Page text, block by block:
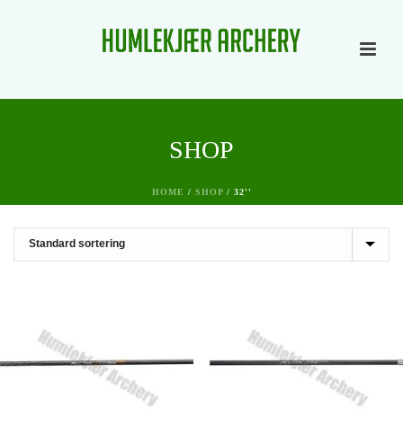
SHOP
HOME / SHOP/ 32''